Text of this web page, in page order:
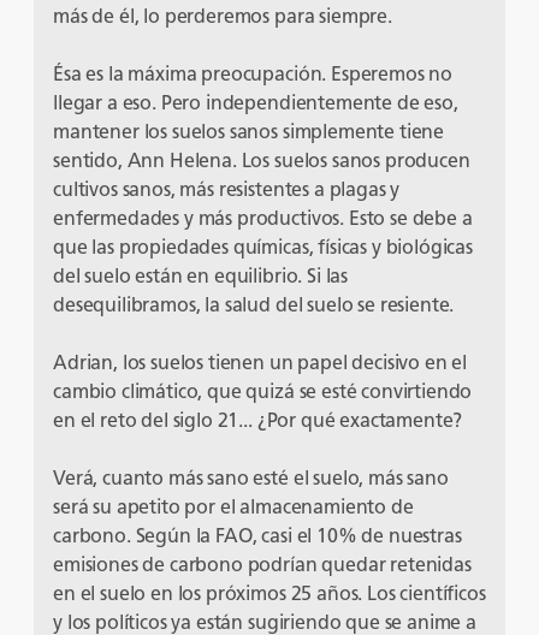
más de él, lo perderemos para siempre.
Ésa es la máxima preocupación. Esperemos no
llegar a eso. Pero independientemente de eso,
mantener los suelos sanos simplemente tiene
sentido, Ann Helena. Los suelos sanos producen
cultivos sanos, más resistentes a plagas y
enfermedades y más productivos. Esto se debe a
que las propiedades químicas, físicas y biológicas
del suelo están en equilibrio. Si las
desequilibramos, la salud del suelo se resiente.
Adrian, los suelos tienen un papel decisivo en el
cambio climático, que quizá se esté convirtiendo
en el reto del siglo 21... ¿Por qué exactamente?
Verá, cuanto más sano esté el suelo, más sano
será su apetito por el almacenamiento de
carbono. Según la FAO, casi el 10% de nuestras
emisiones de carbono podrían quedar retenidas
en el suelo en los próximos 25 años. Los científicos
y los políticos ya están sugiriendo que se anime a